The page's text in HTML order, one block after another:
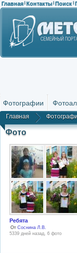
Главная | Контакты | Поиск |
Фотографии
Главная
Фото
Ребята
От Соснина Л.В.
5339 дней назад, 6 фото